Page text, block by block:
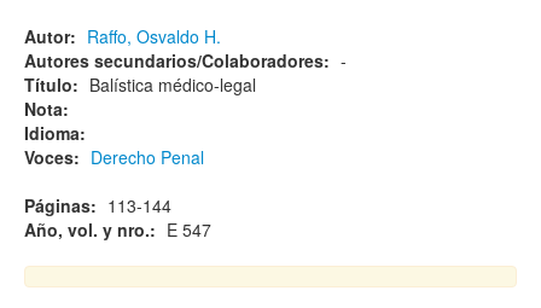
Autor: Raffo, Osvaldo H.
Autores secundarios/Colaboradores: -
Título: Balística médico-legal
Nota:
Idioma:
Voces: Derecho Penal
Páginas: 113-144
Año, vol. y nro.: E 547